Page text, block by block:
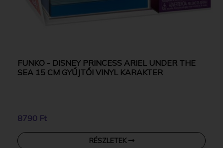
FUNKO - DISNEY PRINCESS ARIEL UNDER THE
SEA 15 CM GYŰJTŐI VINYL KARAKTER
8790 Ft
RÉSZLETEK